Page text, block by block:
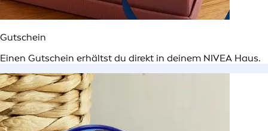
Gutschein
Einen Gutschein erhältst du direkt in deinem NIVEA Haus.